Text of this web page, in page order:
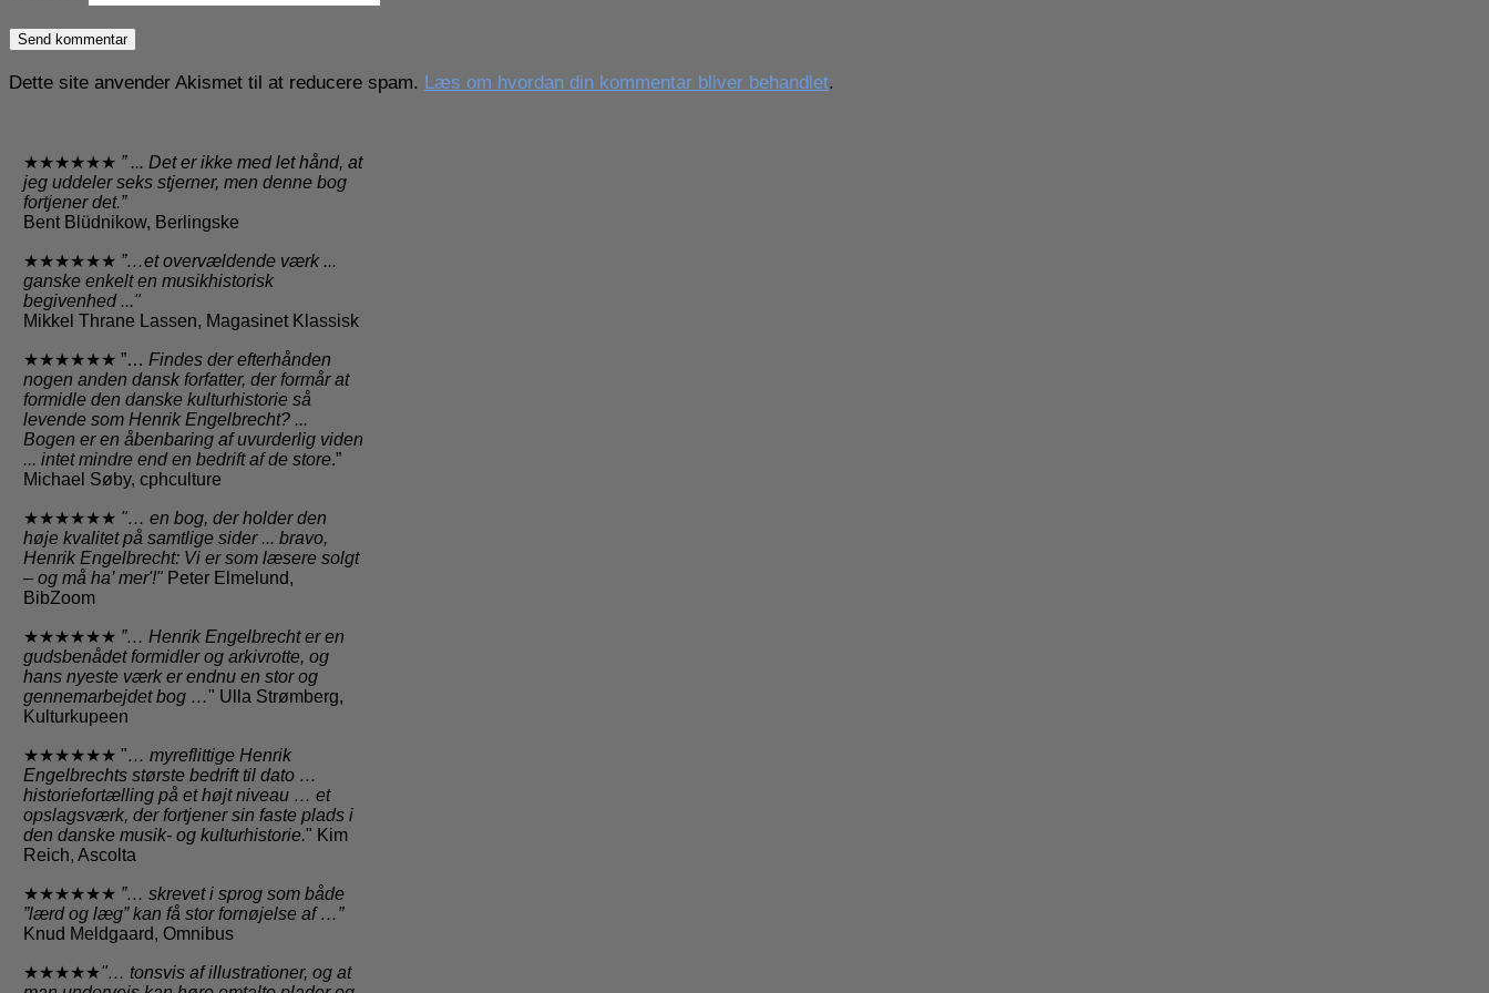
Dette site anvender Akismet til at reducere spam. Læs om hvordan din kommentar bliver behandlet.
★★★★★★ ” ... Det er ikke med let hånd, at
jeg uddeler seks stjerner, men denne bog
fortjener det.”
Bent Blüdnikow, Berlingske
★★★★★★ ”…et overvældende værk ...
ganske enkelt en musikhistorisk
begivenhed ..."
Mikkel Thrane Lassen, Magasinet Klassisk
★★★★★★ ”… Findes der efterhånden
nogen anden dansk forfatter, der formår at
formidle den danske kulturhistorie så
levende som Henrik Engelbrecht? ...
Bogen er en åbenbaring af uvurderlig viden
... intet mindre end en bedrift af de store.”
Michael Søby, cphculture
★★★★★★ "… en bog, der holder den
høje kvalitet på samtlige sider ... bravo,
Henrik Engelbrecht: Vi er som læsere solgt
– og må ha’ mer'!" Peter Elmelund,
BibZoom
★★★★★★ ”… Henrik Engelbrecht er en
gudsbenådet formidler og arkivrotte, og
hans nyeste værk er endnu en stor og
gennemarbejdet bog …" Ulla Strømberg,
Kulturkupeen
★★★★★★ "… myreflittige Henrik
Engelbrechts største bedrift til dato …
historiefortælling på et højt niveau … et
opslagsværk, der fortjener sin faste plads i
den danske musik- og kulturhistorie." Kim
Reich, Ascolta
★★★★★★ ”… skrevet i sprog som både
”lærd og læg” kan få stor fornøjelse af …”
Knud Meldgaard, Omnibus
★★★★★"… tonsvis af illustrationer, og at